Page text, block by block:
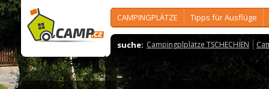
CAMPINGPLÄTZE Tipps für Ausflüge
suche: Campingplplätze TSCHECHIEN